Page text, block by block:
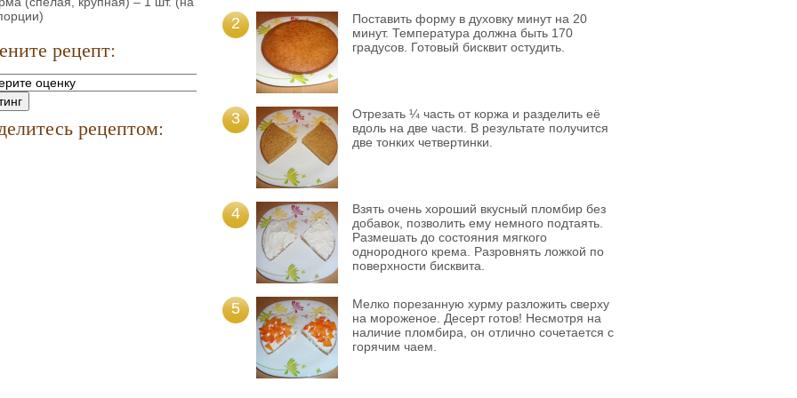
рецепт:
рецептом:
2
Поставить форму в духовку минут на 20
минут. Температура должна быть 170
градусов. Готовый бисквит остудить.
3
Отрезать ¼ часть от коржа и разделить её
вдоль на две части. В результате получится
две тонких четвертинки.
4
Взять очень хороший вкусный пломбир без
добавок, позволить ему немного подтаять.
Размешать до состояния мягкого
однородного крема. Разровнять ложкой по
поверхности бисквита.
5
Мелко порезанную хурму разложить сверху
на мороженое. Десерт готов! Несмотря на
наличие пломбира, он отлично сочетается с
горячим чаем.